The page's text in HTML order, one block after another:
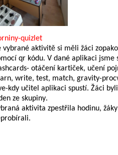
quizlet
vybrané aktivitě si měli žáci
qr kódu. V dané aplikaci
otáčení kartiček, učení
, write, test, match, gravity-
kdy učitel aplikaci spustí. Žáci
ze skupiny.
rali.